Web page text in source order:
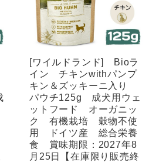
[ワイルドランド] Bioラ
イン チキンwithパンプ
キン＆ズッキーニ入り
パウチ125g 成犬用ウェ
ットフード オーガニッ
ク 有機栽培 穀物不使
用 ドイツ産 総合栄養
食 賞味期限：2027年8
月25日【在庫限り販売終